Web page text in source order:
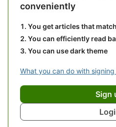
conveniently
You get articles that
You can efficiently read
You can use dark theme
What you can do with signing
Sign